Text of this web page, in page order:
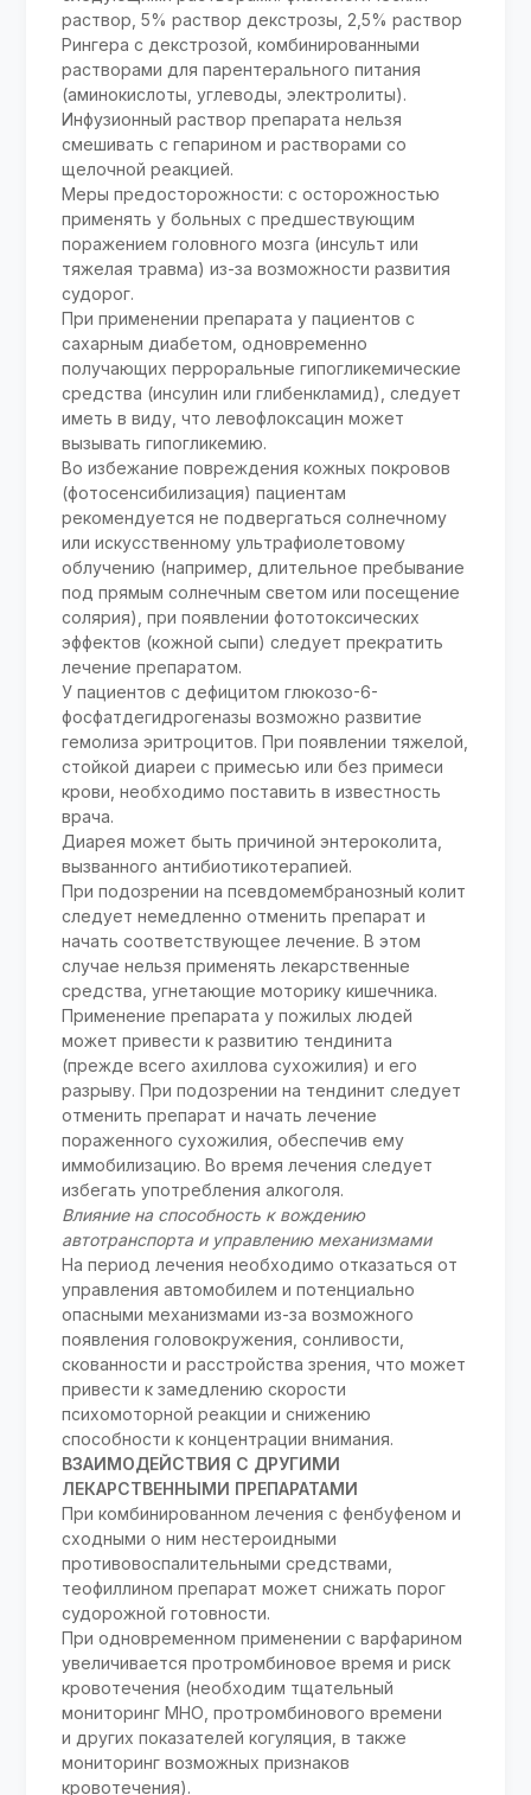
раствор, 5% раствор декстрозы, 2,5% раствор
Рингера с декстрозой, комбинированными
растворами для парентерального питания
(аминокислоты, углеводы, электролиты).
Инфузионный раствор препарата нельзя
смешивать с гепарином и растворами со
щелочной реакцией.
Меры предосторожности: с осторожностью
применять у больных с предшествующим
поражением головного мозга (инсульт или
тяжелая травма) из-за возможности развития
судорог.
При применении препарата у пациентов с
сахарным диабетом, одновременно
получающих перроральные гипогликемические
средства (инсулин или глибенкламид), следует
иметь в виду, что левофлоксацин может
вызывать гипогликемию.
Во избежание повреждения кожных покровов
(фотосенсибилизация) пациентам
рекомендуется не подвергаться солнечному
или искусственному ультрафиолетовому
облучению (например, длительное пребывание
под прямым солнечным светом или посещение
солярия), при появлении фототоксических
эффектов (кожной сыпи) следует прекратить
лечение препаратом.
У пациентов с дефицитом глюкозо-6-
фосфатдегидрогеназы возможно развитие
гемолиза эритроцитов. При появлении тяжелой,
стойкой диареи с примесью или без примеси
крови, необходимо поставить в известность
врача.
Диарея может быть причиной энтероколита,
вызванного антибиотикотерапией.
При подозрении на псевдомембранозный колит
следует немедленно отменить препарат и
начать соответствующее лечение. В этом
случае нельзя применять лекарственные
средства, угнетающие моторику кишечника.
Применение препарата у пожилых людей
может привести к развитию тендинита
(прежде всего ахиллова сухожилия) и его
разрыву. При подозрении на тендинит следует
отменить препарат и начать лечение
пораженного сухожилия, обеспечив ему
иммобилизацию. Во время лечения следует
избегать употребления алкоголя.
Влияние на способность к вождению
автотранспорта и управлению механизмами
На период лечения необходимо отказаться от
управления автомобилем и потенциально
опасными механизмами из-за возможного
появления головокружения, сонливости,
скованности и расстройства зрения, что может
привести к замедлению скорости
психомоторной реакции и снижению
способности к концентрации внимания.
ВЗАИМОДЕЙСТВИЯ С ДРУГИМИ
ЛЕКАРСТВЕННЫМИ ПРЕПАРАТАМИ
При комбинированном лечения с фенбуфеном и
сходными о ним нестероидными
противовоспалительными средствами,
теофиллином препарат может снижать порог
судорожной готовности.
При одновременном применении с варфарином
увеличивается протромбиновое время и риск
кровотечения (необходим тщательный
мониторинг МНО, протромбинового времени
и других показателей когуляция, в также
мониторинг возможных признаков
кровотечения).